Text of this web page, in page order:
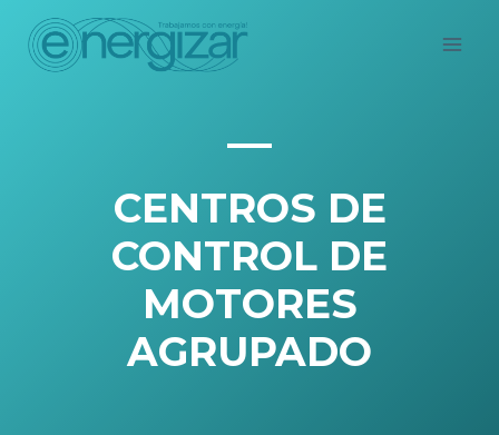
Saltar
contenido
CENTROS DE
CONTROL DE
MOTORES
AGRUPADO